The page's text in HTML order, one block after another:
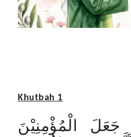
Khutbah 1
جَعَلَ الْمُؤْمِنِيْنَ